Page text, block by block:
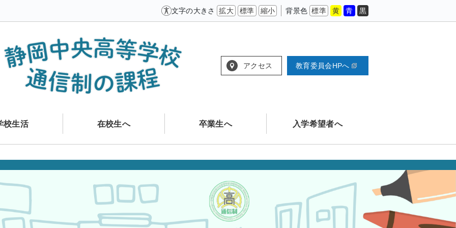
文字の大きさ 拡大 標準 縮小 背景色 標準 黄 青 黒
アクセス 教育委員会HPへ
校生活 在校生へ 卒業生へ 入学希望者へ